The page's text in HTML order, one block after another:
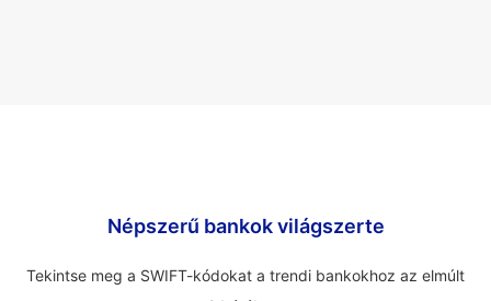
Népszerű bankok világszerte
Tekintse meg a SWIFT-kódokat a trendi bankokhoz az elmúlt